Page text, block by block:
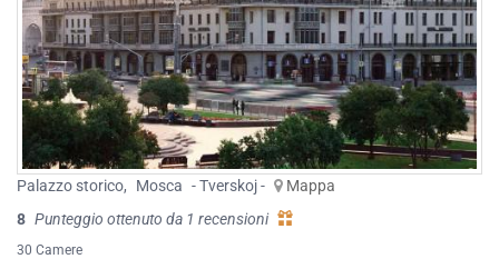
Palazzo storico, Mosca - Tverskoj -
Mappa
8 Punteggio ottenuto da 1 recensioni
30 Camere